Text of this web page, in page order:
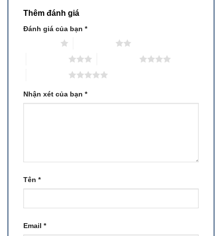
Thêm đánh giá
Đánh giá của bạn *
Nhận xét của bạn *
Tên *
Email *